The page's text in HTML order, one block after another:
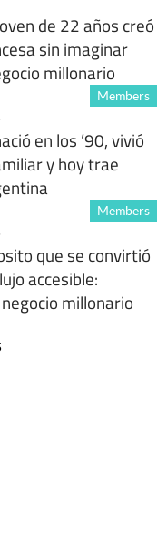
de 22 años creó
sin imaginar
millonario
Members
en los ’90, vivió
y hoy trae
Members
que se convirtió
accesible:
millonario